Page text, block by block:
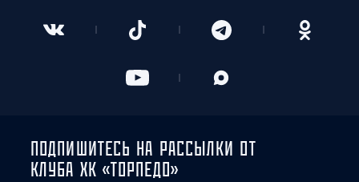
ПОДПИШИТЕСЬ НА РАССЫЛКИ ОТ
КЛУБА ХК «ТОРПЕДО»